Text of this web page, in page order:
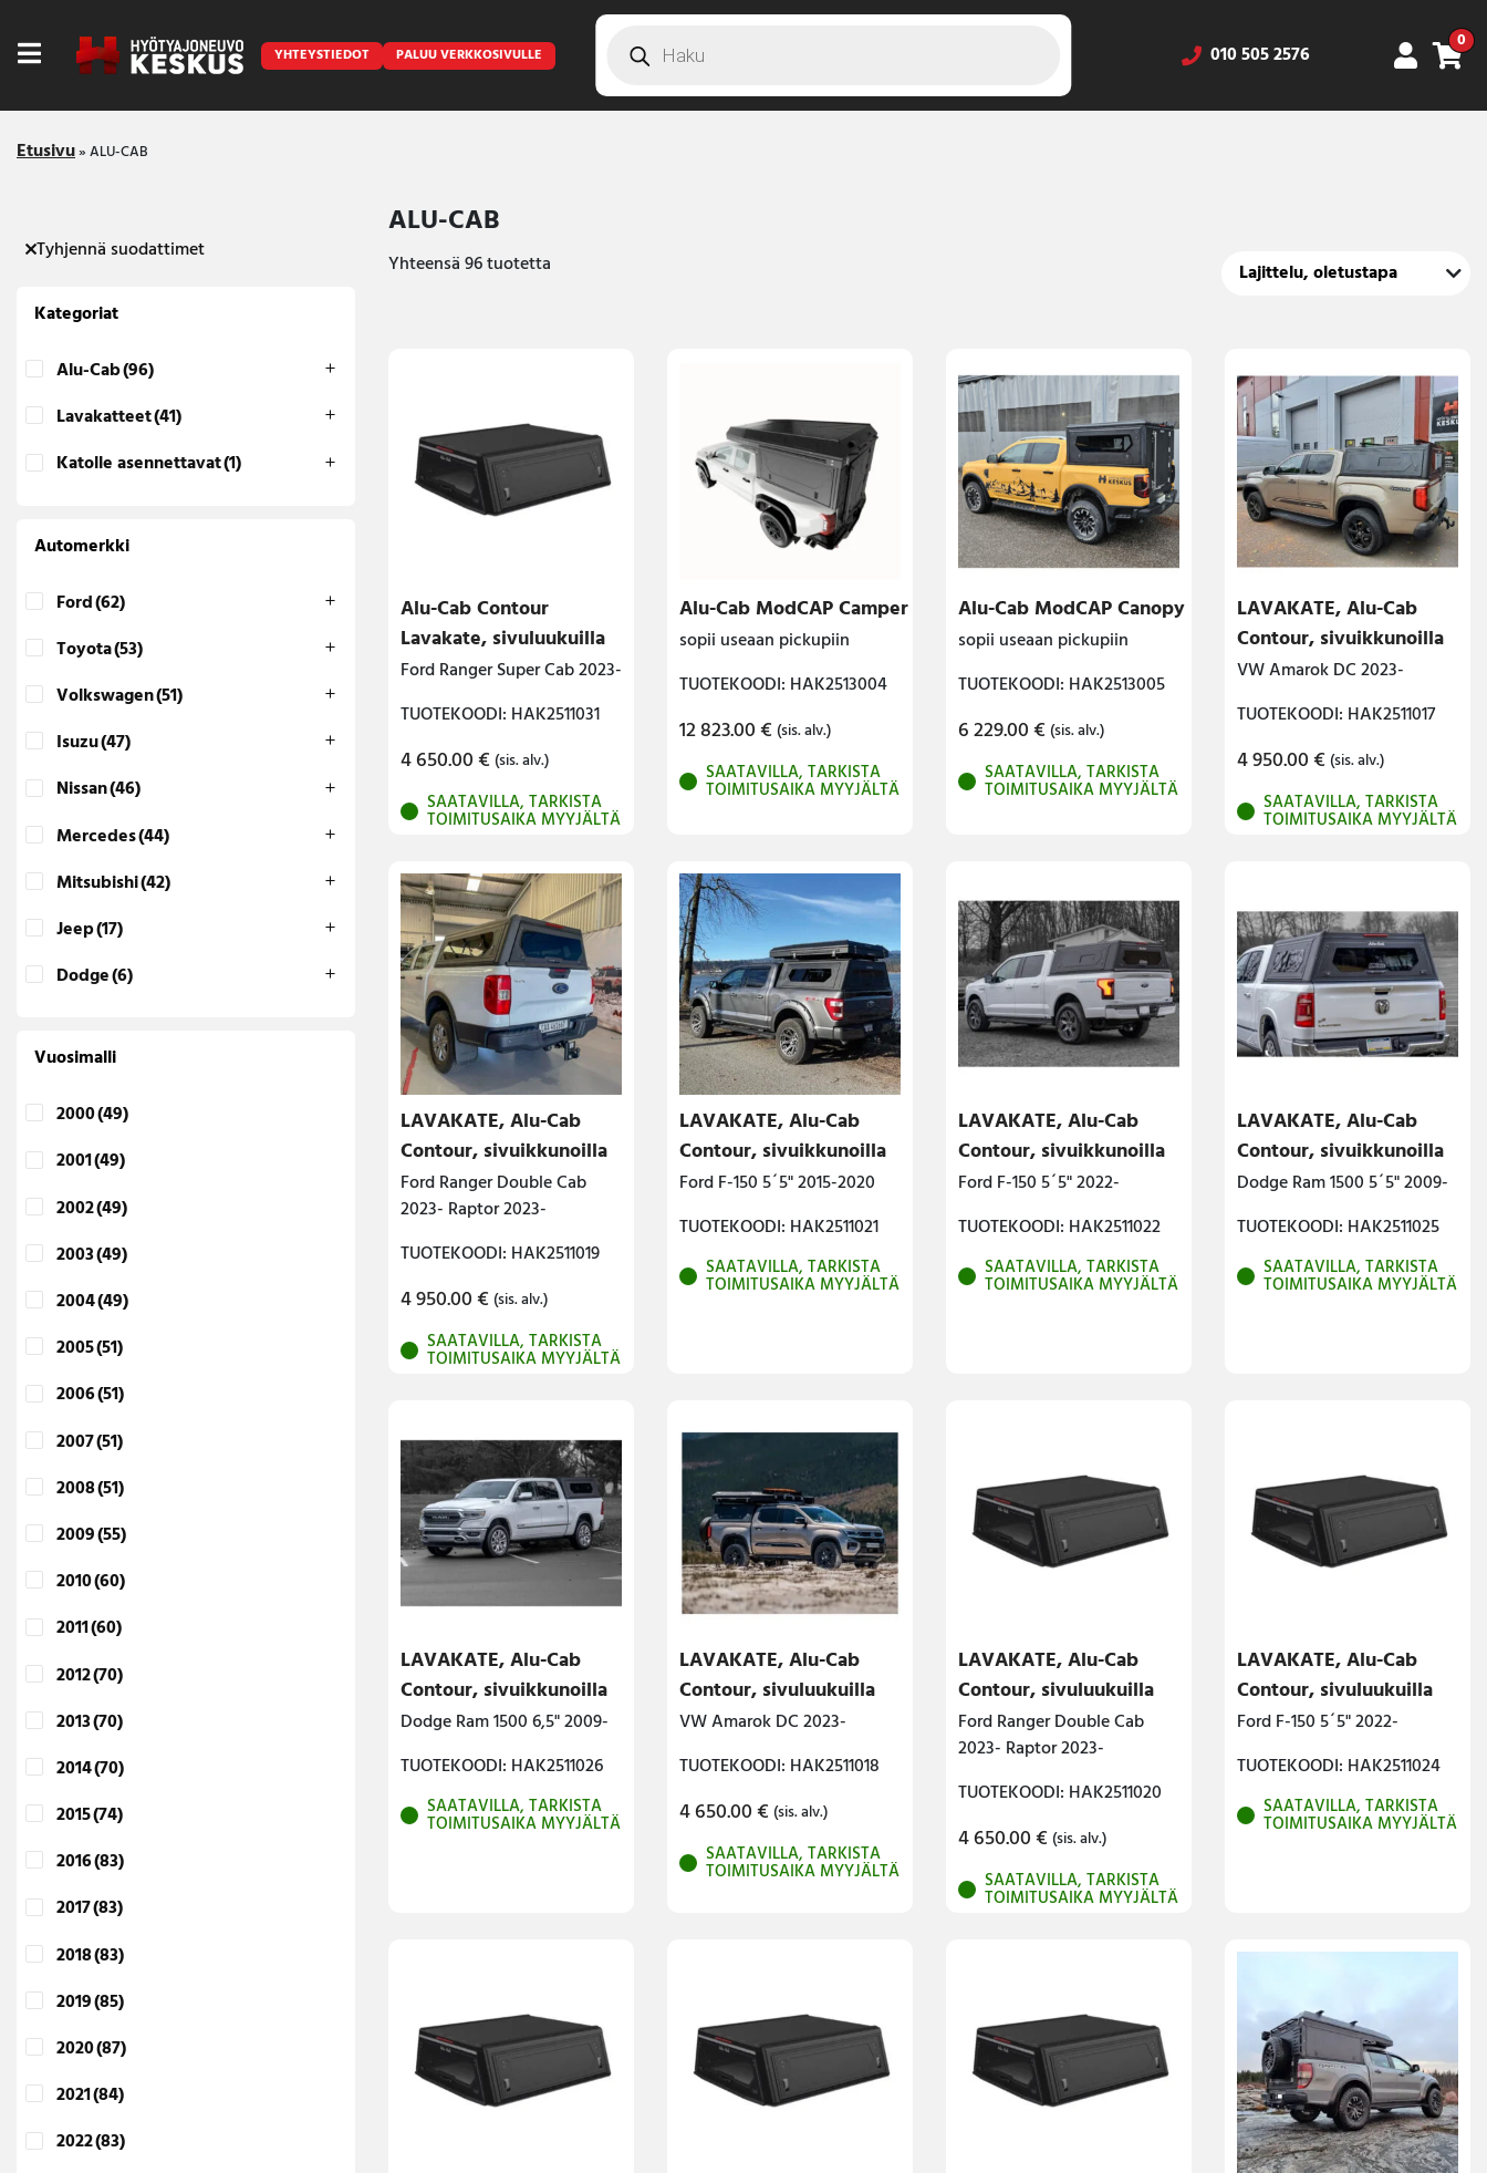
Caravan
Front Runner
YHTEYSTIEDOT PALUU VERKKOSIVULLE search 010 505 2576
0
Etusivu»ALU-CAB
Tyhjennä suodattimet
Kategoriat
Alu-Cab(96)
Lavakatteet(41)
Katolle asennettavat(1)
Automerkki
Ford(62)
Toyota(53)
Volkswagen(51)
Isuzu(47)
Nissan(46)
Mercedes(44)
Mitsubishi(42)
Jeep(17)
Dodge(6)
Vuosimalli
2000(49)
2001(49)
2002(49)
2003(49)
2004(49)
2005(51)
2006(51)
2007(51)
2008(51)
2009(55)
2010(60)
2011(60)
2012(70)
2013(70)
2014(70)
2015(74)
2016(83)
2017(83)
2018(83)
2019(85)
2020(87)
2021(84)
2022(83)
ALU-CAB
Yhteensä 96 tuotetta
Alu-Cab Contour
Lavakate, sivuluukuilla
Ford Ranger Super Cab 2023-
TUOTEKOODI: HAK2511031
4 650.00€ (sis. alv.)
SAATAVILLA, TARKISTA
TOIMITUSAIKA MYYJÄLTÄ
Alu-Cab ModCAP Camper
sopii useaan pickupiin
TUOTEKOODI: HAK2513004
12 823.00€ (sis. alv.)
SAATAVILLA, TARKISTA
TOIMITUSAIKA MYYJÄLTÄ
Alu-Cab ModCAP Canopy
sopii useaan pickupiin
TUOTEKOODI: HAK2513005
6 229.00€ (sis. alv.)
SAATAVILLA, TARKISTA
TOIMITUSAIKA MYYJÄLTÄ
LAVAKATE, Alu-Cab
Contour, sivuikkunoilla
VW Amarok DC 2023-
TUOTEKOODI: HAK2511017
4 950.00€ (sis. alv.)
SAATAVILLA, TARKISTA
TOIMITUSAIKA MYYJÄLTÄ
LAVAKATE, Alu-Cab
Contour, sivuikkunoilla
Ford Ranger Double Cab
2023- Raptor 2023-
TUOTEKOODI: HAK2511019
4 950.00€ (sis. alv.)
SAATAVILLA, TARKISTA
TOIMITUSAIKA MYYJÄLTÄ
LAVAKATE, Alu-Cab
Contour, sivuikkunoilla
Ford F-150 5´5" 2015-2020
TUOTEKOODI: HAK2511021
SAATAVILLA, TARKISTA
TOIMITUSAIKA MYYJÄLTÄ
LAVAKATE, Alu-Cab
Contour, sivuikkunoilla
Ford F-150 5´5" 2022-
TUOTEKOODI: HAK2511022
SAATAVILLA, TARKISTA
TOIMITUSAIKA MYYJÄLTÄ
LAVAKATE, Alu-Cab
Contour, sivuikkunoilla
Dodge Ram 1500 5´5" 2009-
TUOTEKOODI: HAK2511025
SAATAVILLA, TARKISTA
TOIMITUSAIKA MYYJÄLTÄ
LAVAKATE, Alu-Cab
Contour, sivuikkunoilla
Dodge Ram 1500 6,5" 2009-
TUOTEKOODI: HAK2511026
SAATAVILLA, TARKISTA
TOIMITUSAIKA MYYJÄLTÄ
LAVAKATE, Alu-Cab
Contour, sivuluukuilla
VW Amarok DC 2023-
TUOTEKOODI: HAK2511018
4 650.00€ (sis. alv.)
SAATAVILLA, TARKISTA
TOIMITUSAIKA MYYJÄLTÄ
LAVAKATE, Alu-Cab
Contour, sivuluukuilla
Ford Ranger Double Cab
2023- Raptor 2023-
TUOTEKOODI: HAK2511020
4 650.00€ (sis. alv.)
SAATAVILLA, TARKISTA
TOIMITUSAIKA MYYJÄLTÄ
LAVAKATE, Alu-Cab
Contour, sivuluukuilla
Ford F-150 5´5" 2022-
TUOTEKOODI: HAK2511024
SAATAVILLA, TARKISTA
TOIMITUSAIKA MYYJÄLTÄ